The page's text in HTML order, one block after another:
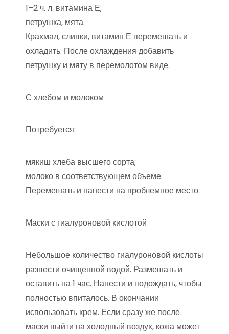
1–2 ч. л. витамина Е;
петрушка, мята.
Крахмал, сливки, витамин Е перемешать и
охладить. После охлаждения добавить
петрушку и мяту в перемолотом виде.
С хлебом и молоком
Потребуется:
мякиш хлеба высшего сорта;
молоко в соответствующем объеме.
Перемешать и нанести на проблемное место.
Маски с гиалуроновой кислотой
Небольшое количество гиалуроновой кислоты
развести очищенной водой. Размешать и
оставить на 1 час. Нанести и подождать, чтобы
полностью впиталось. В окончании
использовать крем. Если сразу же после
маски выйти на холодный воздух, кожа может